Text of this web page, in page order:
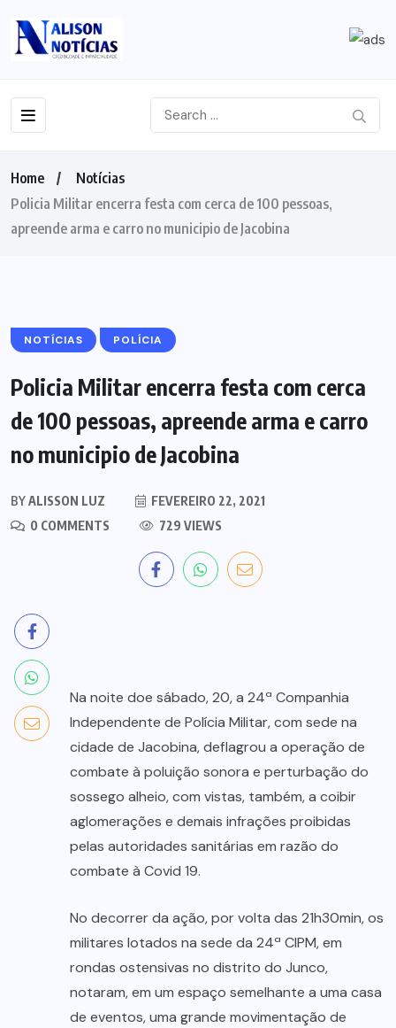
Home
Notícias
Policia Militar encerra festa com cerca de 100 pessoas,
apreende arma e carro no municipio de Jacobina
NOTÍCIAS POLÍCIA
Policia Militar encerra festa com cerca
de 100 pessoas, apreende arma e carro
no municipio de Jacobina
BYALISSON LUZ
FEVEREIRO 22, 2021
0 COMMENTS
729 VIEWS
Na noite doe sábado, 20, a 24ª Companhia
Independente de Polícia Militar, com sede na
cidade de Jacobina, deflagrou a operação de
combate à poluição sonora e perturbação do
sossego alheio, com vistas, também, a coibir
aglomerações e demais infrações proibidas
pelas autoridades sanitárias em razão do
combate à Covid 19.
No decorrer da ação, por volta das 21h30min, os
militares lotados na sede da 24ª CIPM, em
rondas ostensivas no distrito do Junco,
notaram, em um espaço semelhante a uma casa
de eventos, uma grande movimentação de